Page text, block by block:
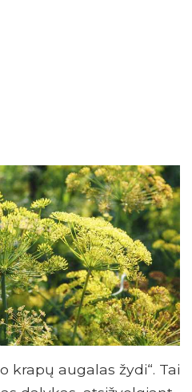
krapų augalas žydi“. Tai